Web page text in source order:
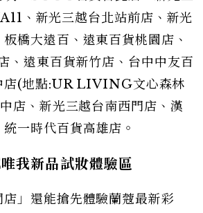
、新光三越台北站前店、新光
橋大遠百、遠東百貨桃園店、
、遠東百貨新竹店、台中中友百
店(地點:UR LIVING文心森林
店、新光三越台南西門店、漢
一時代百貨高雄店。
我新品試妝體驗區
」還能搶先體驗蘭蔻最新彩